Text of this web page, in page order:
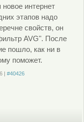
новое интернет
этапов надо
свойств, он
AVG". После
пошло, как ни в
поможет.
|#40426